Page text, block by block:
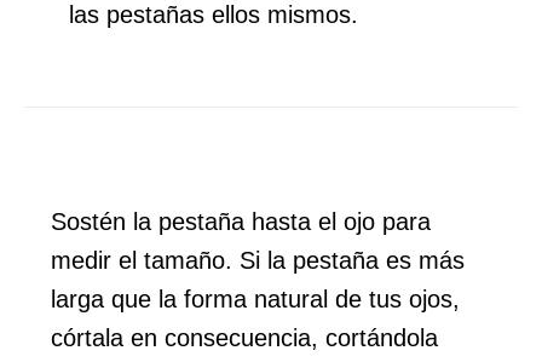
las pestañas ellos mismos.
Sostén la pestaña hasta el ojo para
medir el tamaño. Si la pestaña es más
larga que la forma natural de tus ojos,
córtala en consecuencia, cortándola